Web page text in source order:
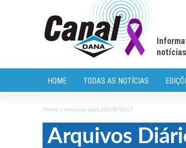
HOME TODAS AS NOTÍCIAS
Home » Arquivos para 28/08/2017
Arquivos